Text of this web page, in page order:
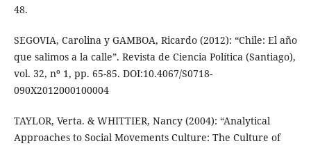
48.
SEGOVIA, Carolina y GAMBOA, Ricardo (2012): “Chile: El año
que salimos a la calle”. Revista de Ciencia Política (Santiago),
vol. 32, nº 1, pp. 65-85. DOI:10.4067/S0718-
090X2012000100004
TAYLOR, Verta. & WHITTIER, Nancy (2004): “Analytical
Approaches to Social Movements Culture: The Culture of